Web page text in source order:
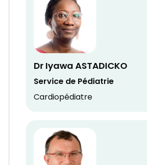
Dr Iyawa ASTADICKO
Service de Pédiatrie
Cardiopédiatre